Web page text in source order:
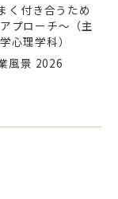
く付き合うため
プローチ～（主
心理学科）
風景 2026